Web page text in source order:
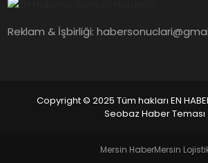
Reklam & İşbirliği:
Copyright © 2025 Tüm hakları EN
Seobaz Haber Teması
Mersin HaberMersin